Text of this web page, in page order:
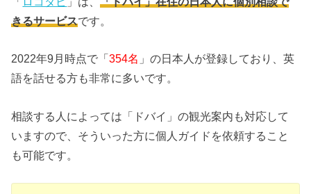
きるサービスです。
2022年9月時点で「354名 」の日本人が登録しており、英
語を話せる方も非常に多いです。
相談する人によっては「ドバイ」の観光案内も対応して
いますので、そういった方に個人ガイドを依頼すること
も可能です。